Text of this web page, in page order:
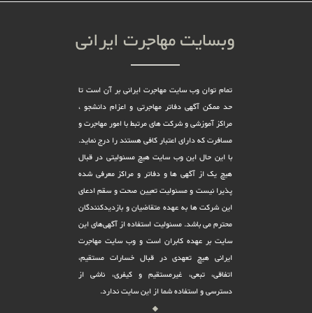
وبسایت مهاجرت ایرانی
تمام توان وب سایت مهاجرت ایرانی بر آن است تا
حد ممکن آگهی دفاتر مهاجرتی و اعزام دانشجو ،
مراکز آموزشی و شرکت های مرتبط با امور مهاجرت و
مسافرت که دارای اعتبار کافی هستند را درج نماید.
با این حال این وب سایت هیچ مسئولیتی در قبال
هیچ یک از آگهی ها و دفاتر و مراکز معرفی شده
پذیرا نیست و مسئولیت تعیین صحت و سقم ادعای
این شرکت ها به عهده متقاضیان و بازدیدکنندگان
محترم می باشد. مسئولیت استفاده از آگهی‌های این
سایت بر عهده کابران است و وب سایت مهاجرت
ایرانی هیچ تعهدى در قبال خسارات مستقیم،
اتفاقى، تبعى، غیرمستقیم و کیفرى، ناشى از
دسترسى و استفاده شما از این سایت ندارد.